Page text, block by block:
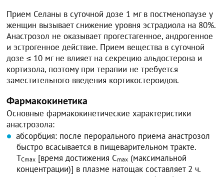
Прием Селаны в суточной дозе 1 мг в постменопаузе у
женщин вызывает снижение уровня эстрадиола на 80%.
Анастрозол не оказывает прогестагенное, андрогенное
и эстрогенное действие. Прием вещества в суточной
дозе ≤ 10 мг не влияет на секрецию альдостерона и
кортизола, поэтому при терапии не требуется
заместительного введения кортикостероидов.
Фармакокинетика
Основные фармакокинетические характеристики
анастрозола:
абсорбция: после перорального приема анастрозол
быстро всасывается в пищеварительном тракте.
TCmax [время достижения Cmax (максимальной
концентрации)] в плазме натощак составляет 2 ч.